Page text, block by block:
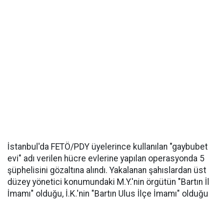
İstanbul'da FETÖ/PDY üyelerince kullanılan "gaybubet
evi" adı verilen hücre evlerine yapılan operasyonda 5
şüphelisini gözaltına alındı. Yakalanan şahıslardan üst
düzey yönetici konumundaki M.Y.'nin örgütün "Bartın İl
İmamı" olduğu, İ.K.'nin "Bartın Ulus İlçe İmamı" olduğu